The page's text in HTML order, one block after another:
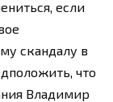
если
скандалу в
что
Владимир